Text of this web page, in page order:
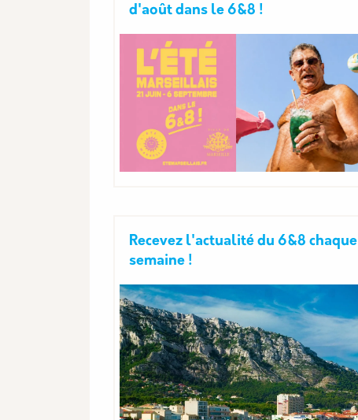
d'août dans le 6&8 !
Recevez l'actualité du 6&8 chaque
semaine !